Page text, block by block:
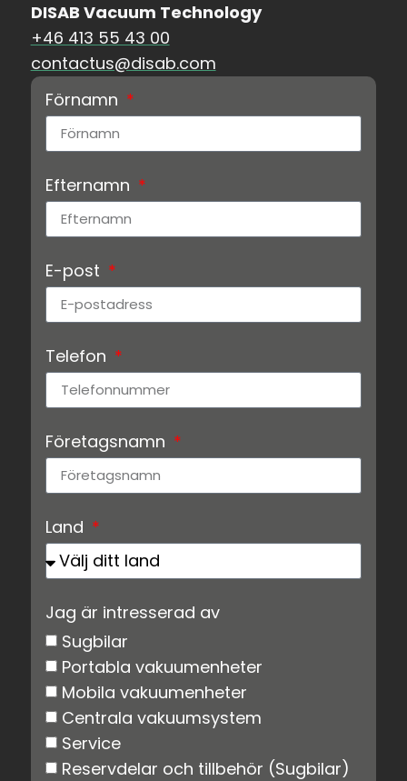
DISAB Vacuum Technology
+46 413 55 43 00
contactus@disab.com
Förnamn
Efternamn
E-post
Telefon
Företagsnamn
Land
Jag är intresserad av
Sugbilar
Portabla vakuumenheter
Mobila vakuumenheter
Centrala vakuumsystem
Service
Reservdelar och tillbehör (Sugbilar)